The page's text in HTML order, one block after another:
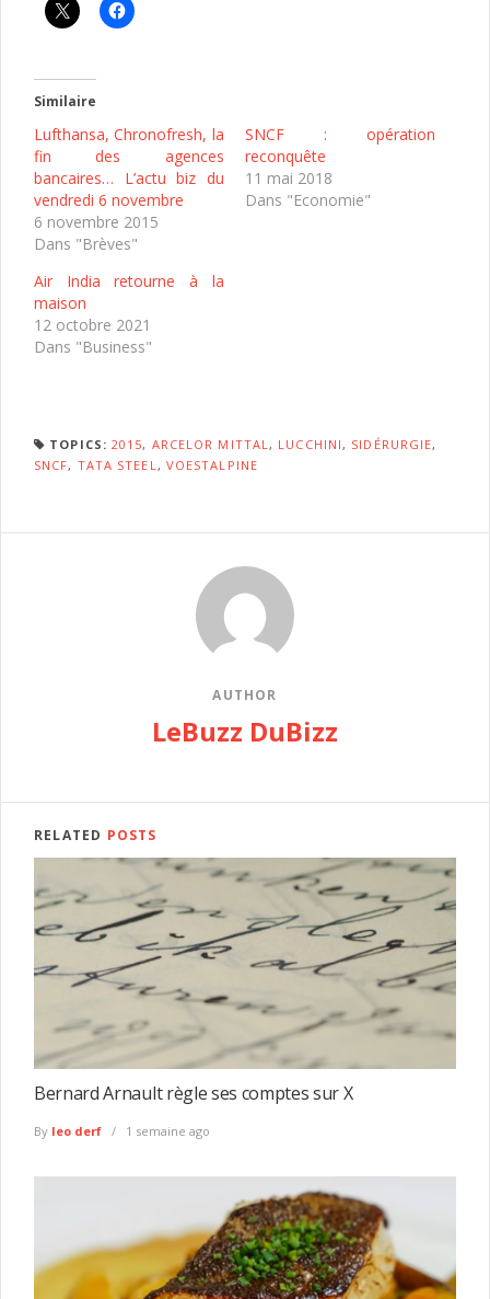
Similaire
Lufthansa, Chronofresh, la
fin des agences
bancaires… L’actu biz du
vendredi 6 novembre
6 novembre 2015
Dans "Brèves"
SNCF : opération
reconquête
11 mai 2018
Dans "Economie"
Air India retourne à la
maison
12 octobre 2021
Dans "Business"
TOPICS: 2015, ARCELOR MITTAL , LUCCHINI , SIDÉRURGIE,
SNCF, TATA STEEL , VOESTALPINE
AUTHOR
LeBuzz DuBizz
RELATED POSTS
Bernard Arnault règle ses comptes sur X
By leo derf 1 semaine ago